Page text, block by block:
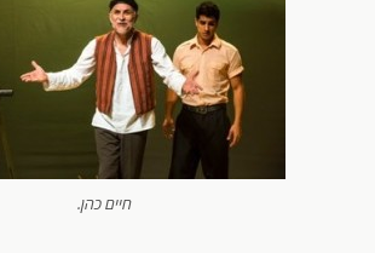
חיים כהן.